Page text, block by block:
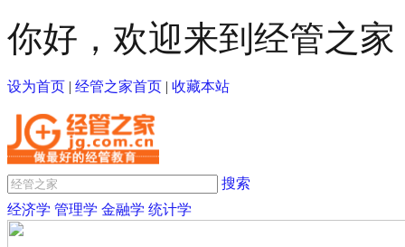
你好，欢迎来到经管之家
设为首页 | 经管之家首页 | 收藏本站
搜索
经济学 管理学 金融学 统计学